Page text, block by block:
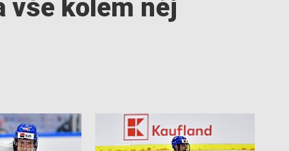
vše kolem něj